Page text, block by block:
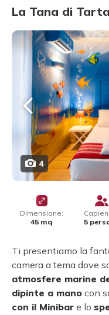
Dimensione:
45 mq
5
Ti presentiamo la
camera a tema dove
atmosfere marine
dipinte a mano con
con il Minibar e lo
La Tana di
4